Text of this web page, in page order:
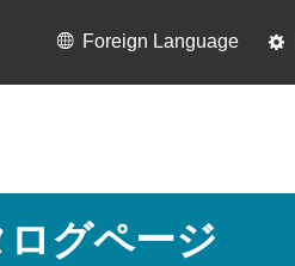
Foreign Language
グページ